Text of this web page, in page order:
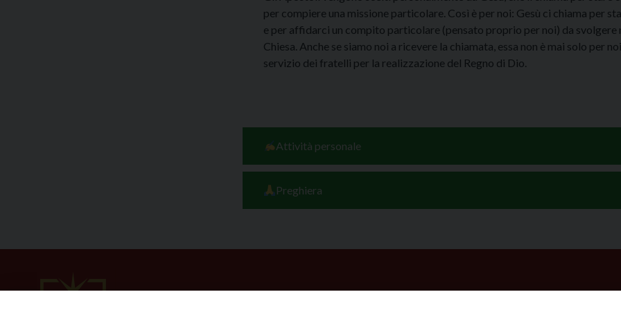
per compiere una missione particolare. Così è per noi: Gesù ci chiama per
e per affidarci un compito particolare (pensato proprio per noi) da svolgere
Chiesa. Anche se siamo noi a ricevere la chiamata, essa non è mai solo per
servizio dei fratelli per la realizzazione del Regno di Dio.
Attività personale
Preghiera